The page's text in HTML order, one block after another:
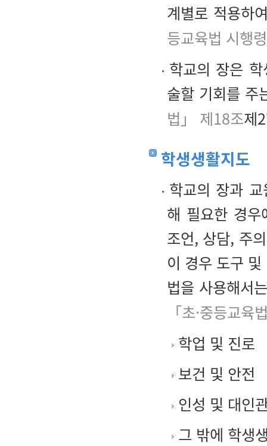
계별로 적용하
등교육법 시행
학교의 장은
술할 기회를 주
법」 제18조제
학생생활지도
학교의 장과
해 필요한 경우
조언, 상담, 주
이 경우 도구
법을 사용해서
「초·중등교
학업 및 진로
보건 및 안전
인성 및 대인
그 밖에 학생